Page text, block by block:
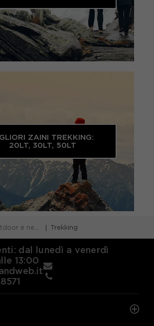
ZAINI TREKKING:
20LT, 30LT, 50LT
e neve Trekking
dal lunedì a venerdì
13:00